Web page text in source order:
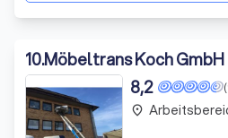
10.Möbeltrans Koch GmbH
8,2
place